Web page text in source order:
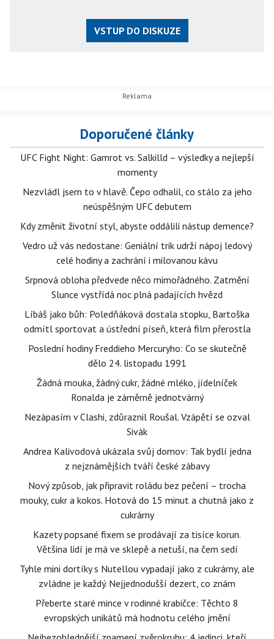
VSTUP DO DISKUZE
Doporučené články
UFC Fight Night: Gamrot vs. Salkilld – výsledky a nejlepší
momenty
Nezvládl jsem to v hlavě. Čepo odhalil, co stálo za jeho
neúspěšným UFC debutem
Kdy změnit životní styl, abyste oddálili nástup demence?
Vedro už vás nedostane: Geniální trik udrží nápoj ledový
celé hodiny a zachrání i milovanou kávu
Srpnová obloha předvede něco mimořádného. Zatmění
Slunce vystřídá noc plná padajících hvězd
Líbáš jako bůh: Poledňáková dostala stopku, Bartoška
odmítl sportovat a ústřední píseň, která film přerostla
Poslední hodiny Freddieho Mercuryho: Co se skutečně
dělo 24. listopadu 1991
Žádná mouka, žádný cukr, žádné mléko, jídelníček
Ronalda je záměrně jednotvárný
Nezápasím v Clashi, zdůraznil Roušal. Vzápětí se ozval
Sivák
Andrea Kalivodová ukázala svůj domov: Tak bydlí jedna
z nejznámějších tváří české zábavy
Nový způsob, jak připravit roládu bez pečení – trocha
mouky, cukr a kokos. Hotová do 15 minut a chutná jako z
cukrárny
Kazety popsané fixem se prodávají za tisíce korun.
Většina lidí je má ve sklepě a netuší, na čem sedí
Tyhle mini dortíky s Nutellou vypadají jako z cukrárny, ale
zvládne je každý. Nejjednodušší dezert, co znám
Přeberte staré mince v rodinné krabičce: Těchto 8
evropských unikátů má hodnotu celého jmění